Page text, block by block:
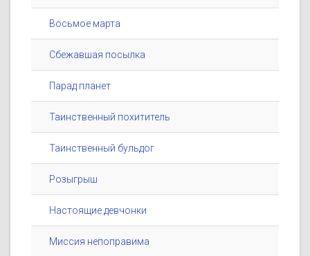
Восьмое марта
Сбежавшая посылка
Парад планет
Таинственный похититель
Таинственный бульдог
Розыгрыш
Настоящие девчонки
Миссия непоправима